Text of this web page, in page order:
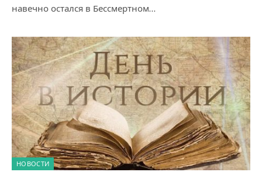
навечно остался в Бессмертном…
НОВОСТИ